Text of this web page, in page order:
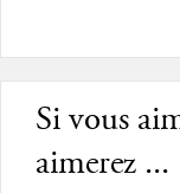
Si vous
aimerez ...